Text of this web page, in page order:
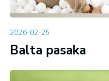
2026-02-25
Balta pasaka